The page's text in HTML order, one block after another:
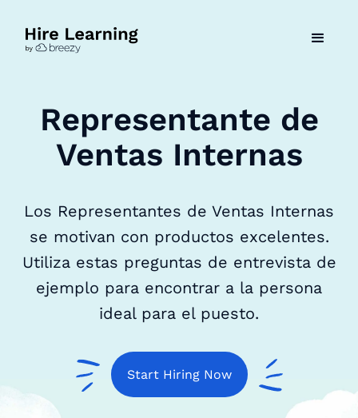
Representante de
Ventas Internas
Los Representantes de Ventas Internas
se motivan con productos excelentes.
Utiliza estas preguntas de entrevista de
ejemplo para encontrar a la persona
ideal para el puesto.
Start Hiring Now